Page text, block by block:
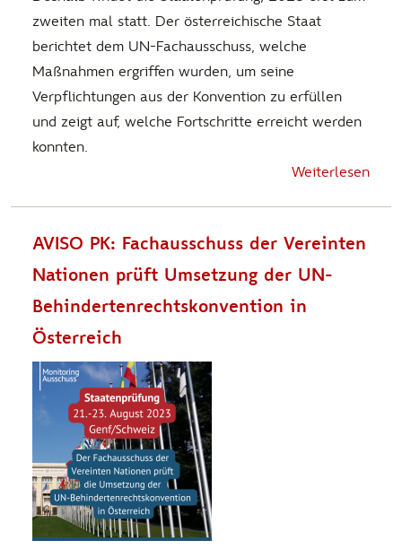
zweiten mal statt. Der österreichische Staat
berichtet dem UN-Fachausschuss, welche
Maßnahmen ergriffen wurden, um seine
Verpflichtungen aus der Konvention zu erfüllen
und zeigt auf, welche Fortschritte erreicht werden
konnten.
Weiterlesen
AVISO PK: Fachausschuss der Vereinten
Nationen prüft Umsetzung der UN-
Behindertenrechtskonvention in
Österreich